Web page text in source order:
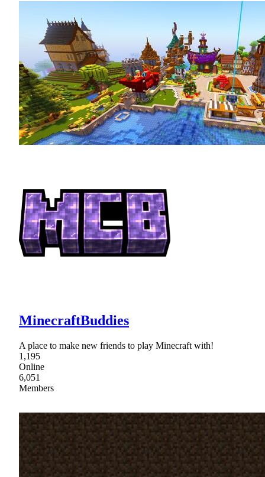
MinecraftBuddies
A place to make new friends to play Minecraft with!
1,195
Online
6,051
Members